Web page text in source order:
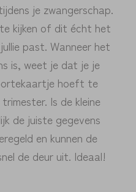
je zwangerschap.
kijken of dit écht het
past. Wanneer het
is, weet je dat je je
hoeft te
Is de kleine
de juiste gegevens
en kunnen de
de deur uit. Ideaal!